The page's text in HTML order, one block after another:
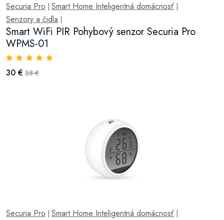
Securia Pro Smart Home Inteligentná domácnosť
Senzory a čidla
Smart WiFi PIR Pohybový senzor Securia Pro
WPMS-01
30 € 38 €
Securia Pro Smart Home Inteligentná domácnosť